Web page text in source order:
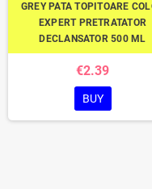
GREY PATA TOPITOARE
EXPERT PRETRATATOR
DECLANSATOR 500 ML
€2.39
BUY